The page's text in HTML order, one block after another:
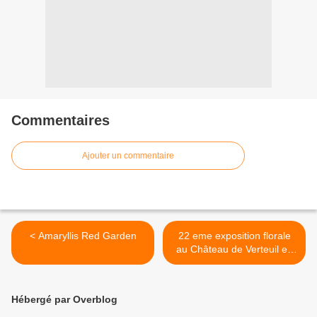
Commentaires
Ajouter un commentaire
< Amaryllis Red Garden
22 eme exposition florale
au Château de Verteuil en
Charente le11 et 12 mai
Hébergé par Overblog